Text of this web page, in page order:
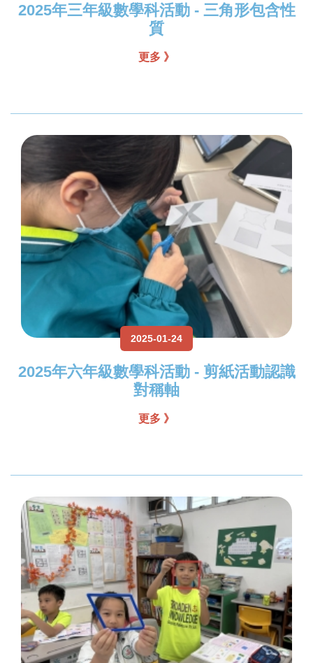
2025年三年級數學科活動 - 三角形包含性
質
更多 》
2025-01-24
2025年六年級數學科活動 - 剪紙活動認識
對稱軸
更多 》